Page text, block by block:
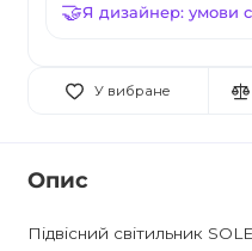
Я дизайнер: умови
У вибране
Опис
Підвісний світильник